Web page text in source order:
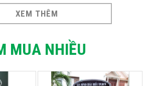
XEM THÊM
MUA NHIỀU